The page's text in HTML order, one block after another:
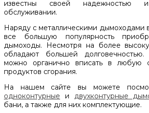
известны своей надежностью
обслуживании.
Наряду с металлическими дымоходами
все большую популярность
дымоходы. Несмотря на более
обладают большей
можно органично вписать в любую
продуктов сгорания.
На нашем сайте вы можете
одноконтурные и двухконтурные
бани, а также для них комплектующие.